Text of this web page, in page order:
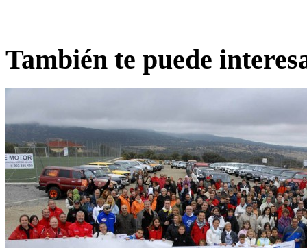
También te puede